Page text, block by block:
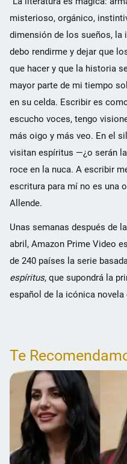
misterioso, orgánico,
dimensión de los sueños, la
debo rendirme y dejar que
que hacer y que la historia
mayor parte de mi tiempo
en su celda. Escribir es
escucho voces, tengo
más oigo y más veo. En el
visitan espíritus —¿o serán
roce en la nuca. A escribir
escritura para mí no es una
Allende.
Unas semanas después de
abril, Amazon Prime Video
de 240 países la serie
espíritus, que supondrá la
español de la icónica novela
Te